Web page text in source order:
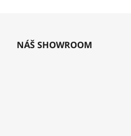
NÁŠ SHOWROOM